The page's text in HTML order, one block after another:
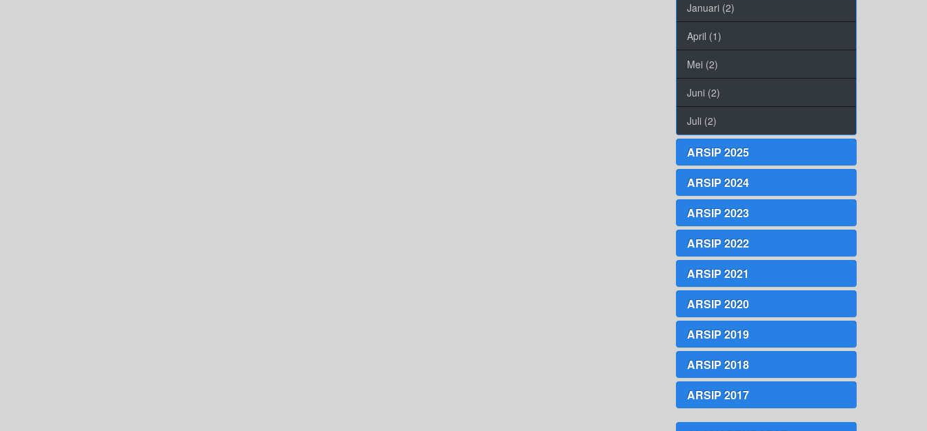
Januari (2)
April (1)
Mei (2)
Juni (2)
Juli (2)
ARSIP 2025
ARSIP 2024
ARSIP 2023
ARSIP 2022
ARSIP 2021
ARSIP 2020
ARSIP 2019
ARSIP 2018
ARSIP 2017